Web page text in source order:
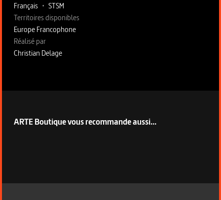
Français • STSM
Territoires disponibles
Europe Francophone
Fiche technique section droite
Réalisé par
Christian Delage
ARTE Boutique vous recommande aussi...